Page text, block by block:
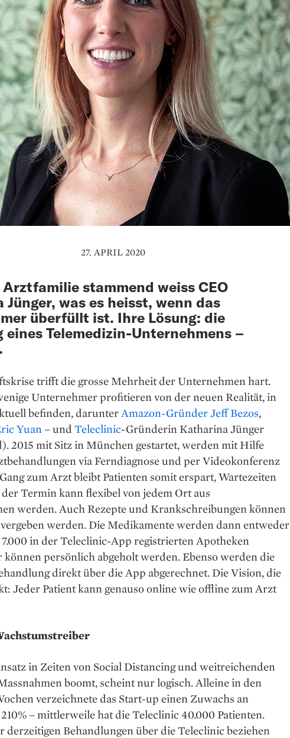
27. APRIL 2020
stammend weiss CEO
was es heisst, wenn das
überfüllt ist. Ihre Lösung: die
eines Telemedizin-Unternehmens –
trifft die grosse Mehrheit der Unternehmen hart.
Unternehmer profitieren von der neuen Realität, in
befinden, darunter Amazon-Gründer Jeff Bezos,
Yuan – und Teleclinic-Gründerin Katharina Jünger
2015 mit Sitz in München gestartet, werden mit Hilfe
via Ferndiagnose und per Videokonferenz
zum Arzt bleibt Patienten somit erspart, Wartezeiten
Termin kann flexibel von jedem Ort aus
werden. Auch Rezepte und Krankschreibungen können
werden. Die Medikamente werden dann entweder
in der Teleclinic-App registrierten Apotheken
können persönlich abgeholt werden. Ebenso werden die
direkt über die App abgerechnet. Die Vision, die
Jeder Patient kann genauso online wie offline zum Arzt
in Zeiten von Social Distancing und weitreichenden
boomt, scheint nur logisch. Alleine in den
verzeichnete das Start-up einen Zuwachs an
– mittlerweile hat die Teleclinic 40.000 Patienten.
derzeitigen Behandlungen über die Teleclinic beziehen